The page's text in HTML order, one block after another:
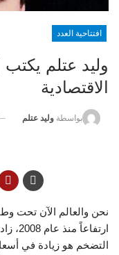
افتتاحية العدد
وليد عتلم
الاقتصادية
بواسطة وليد عتلم
نحن والعالم الآن تحت
التضخم هو زيادة في